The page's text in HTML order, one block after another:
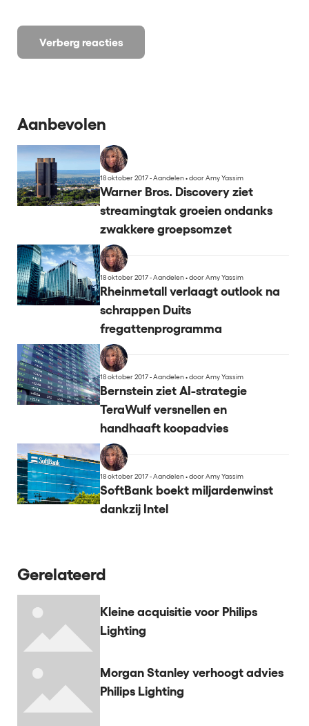
Verberg reacties
Aanbevolen
18 oktober 2017 - Aandelen•door Amy Yassim
Warner Bros. Discovery ziet
streamingtak groeien ondanks
zwakkere groepsomzet
18 oktober 2017 - Aandelen•door Amy Yassim
Rheinmetall verlaagt outlook na
schrappen Duits
fregattenprogramma
18 oktober 2017 - Aandelen•door Amy Yassim
Bernstein ziet AI-strategie
TeraWulf versnellen en
handhaaft koopadvies
18 oktober 2017 - Aandelen•door Amy Yassim
SoftBank boekt miljardenwinst
dankzij Intel
Gerelateerd
Kleine acquisitie voor Philips
Lighting
Morgan Stanley verhoogt advies
Philips Lighting